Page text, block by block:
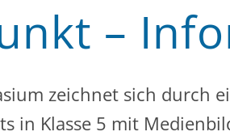
–
zeichnet sich durch
in Klasse 5 mit